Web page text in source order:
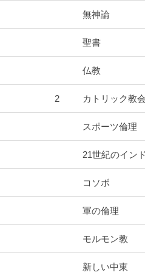
無神論
聖書
仏教
2 カトリック教会
スポーツ倫理
21世紀のインド
コソボ
軍の倫理
モルモン教
新しい中東